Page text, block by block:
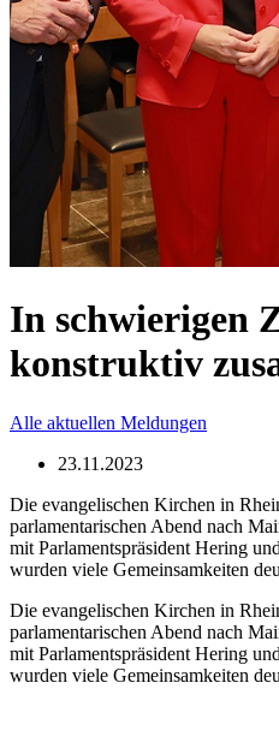
In schwierigen
konstruktiv
Alle aktuellen Meldungen
23.11.2023
Die evangelischen Kirchen in
parlamentarischen Abend nach
mit Parlamentspräsident Hering
wurden viele Gemeinsamkeiten
Die evangelischen Kirchen in
parlamentarischen Abend nach
mit Parlamentspräsident Hering
wurden viele Gemeinsamkeiten